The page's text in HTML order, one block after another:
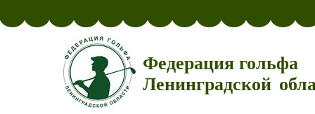
Федерация гольфа
Ленинградской